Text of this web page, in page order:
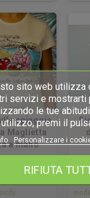
spiaggia
Maglietta
a mano
sito web utilizza
servizi e mostrarti
le tue
premi il
Personalizzare i
RIFIUTA